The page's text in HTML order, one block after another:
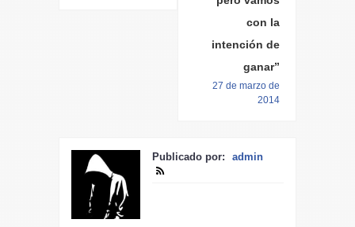
con la
intención de
ganar”
27 de marzo de
2014
Publicado por: admin